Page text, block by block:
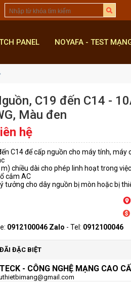
PANEL NOYAFA - TEST
C19 đến C14 -
Màu đen
hệ
C14 để cấp nguồn cho máy tính, máy
chiều dài cho phép linh hoạt trong
cắm AC
tưởng cho dây nguồn bị mòn hoặc bị
0912100046 Zalo - Tel: 0912100046
ĐẶC BIỆT
- CÔNG NGHỆ MẠNG CAO